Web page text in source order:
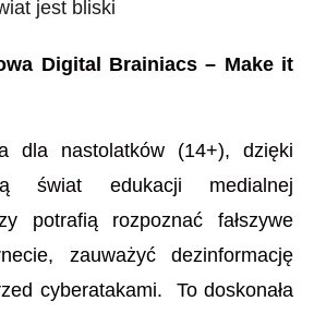
jest bliski
Digital Brainiacs – Make it
dla nastolatków (14+), dzięki
świat edukacji medialnej
potrafią rozpoznać fałszywe
zauważyć dezinformację
cyberatakami. To doskonała